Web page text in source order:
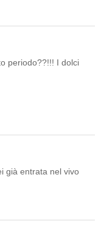
periodo??!!! I dolci
già entrata nel vivo